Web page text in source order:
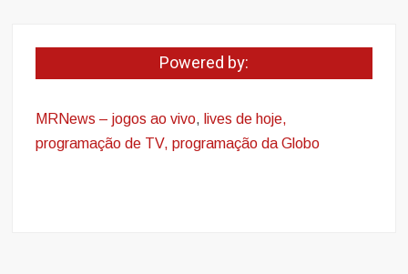
Powered by:
MRNews – jogos ao vivo, lives de hoje,
programação de TV, programação da Globo